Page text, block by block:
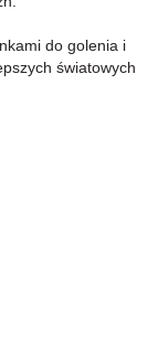
do golenia i
światowych